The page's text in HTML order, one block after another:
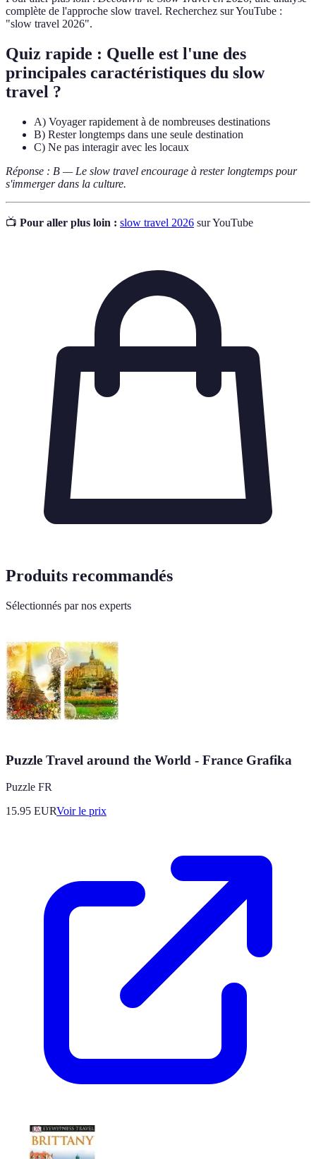
complète de l'approche slow travel. Recherchez sur YouTube :
"slow travel 2026".
Quiz rapide : Quelle est l'une des
principales caractéristiques du slow
travel ?
A) Voyager rapidement à de nombreuses destinations
B) Rester longtemps dans une seule destination
C) Ne pas interagir avec les locaux
Réponse : B — Le slow travel encourage à rester longtemps pour
s'immerger dans la culture.
📺 Pour aller plus loin : slow travel 2026 sur YouTube
Produits recommandés
Sélectionnés par nos experts
Puzzle Travel around the World - France Grafika
Puzzle FR
15.95 EURVoir le prix